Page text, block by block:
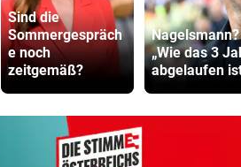
Sind die
Sommergespräch
e noch
zeitgemäß?
Nagelsmann?
„Wie das 3
abgelaufen